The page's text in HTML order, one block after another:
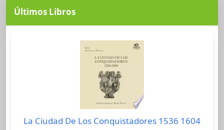
Últimos Libros
La Ciudad De Los Conquistadores 1536 1604